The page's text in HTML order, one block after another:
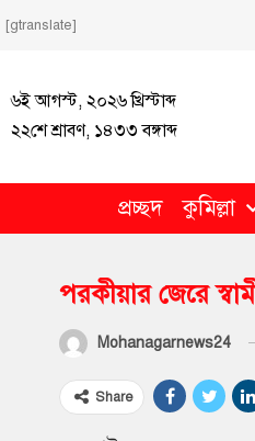
[gtranslate]
৬ই আগস্ট, ২০২৬ খ্রিস্টাব্দ
২২শে শ্রাবণ, ১৪৩৩ বঙ্গাব্দ
প্রচ্ছদ কুমিল্লা
পরকীয়ার জেরে
Mohanagarnews24
Share